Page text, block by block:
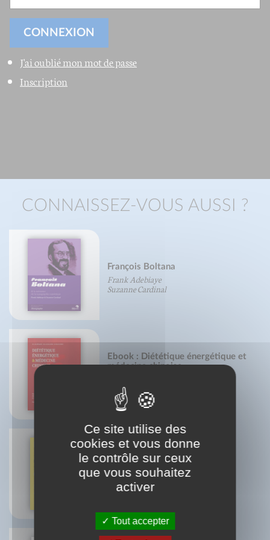
J'ai oublié mon mot de passe
Inscription
CONNAISSEZ-VOUS AUSSI ?
François Boltana
Frank Adebiaye
Suzanne Cardinal
Ebook : Diététique énergétique et
médecine chinoise
Dr. G. Guillaume
Dr. Mach-Chieu
Lettrages et phylactères
Gaby Bazin
Ce site utilise des
cookies et vous donne
le contrôle sur ceux
que vous souhaitez
activer
Tout accepter